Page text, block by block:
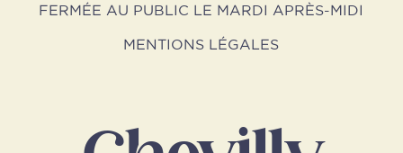
FERMÉE AU PUBLIC LE MARDI APRÈS-MIDI
MENTIONS LÉGALES